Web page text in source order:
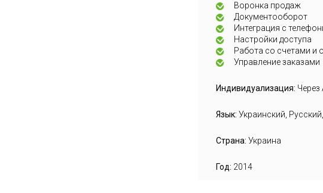
Воронка продаж
Документооборот
Интеграция с
Настройки доступа
Работа со счетами и
Управление заказами
Индивидуализация: Через
Язык: Украинский,
Страна: Украина
Год: 2014